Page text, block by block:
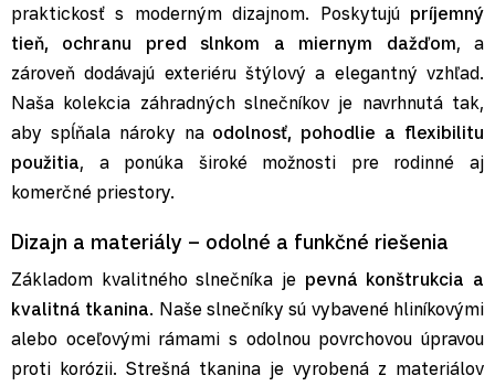
praktickosť s moderným dizajnom. Poskytujú príjemný
tieň, ochranu pred slnkom a miernym dažďom, a
zároveň dodávajú exteriéru štýlový a elegantný vzhľad.
Naša kolekcia záhradných slnečníkov je navrhnutá tak,
aby spĺňala nároky na odolnosť, pohodlie a flexibilitu
použitia, a ponúka široké možnosti pre rodinné aj
komerčné priestory.
Dizajn a materiály – odolné a funkčné riešenia
Základom kvalitného slnečníka je pevná konštrukcia a
kvalitná tkanina. Naše slnečníky sú vybavené hliníkovými
alebo oceľovými rámami s odolnou povrchovou úpravou
proti korózii. Strešná tkanina je vyrobená z materiálov